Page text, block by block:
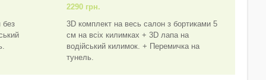
без
2290 грн.
3D комплект на весь салон з бортиками 5
см на всіх килимках + 3D лапа на
водійський килимок. + Перемичка на
тунель.